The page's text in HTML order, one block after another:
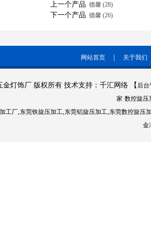
上一个产品 德馨 (28)
下一个产品 德馨 (26)
网站首页 关于我们
灯饰厂 版权所有 技术支持：千汇网络 【 后
家 数控旋压
工厂,东莞铁旋压加工,东莞铝旋压加工,东莞数控旋压
金